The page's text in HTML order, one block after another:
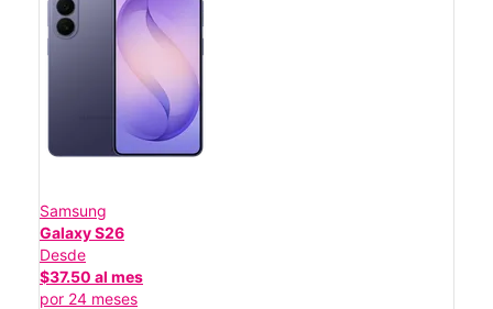
Samsung
Galaxy S26
Desde
$37.50 al mes
por 24 meses